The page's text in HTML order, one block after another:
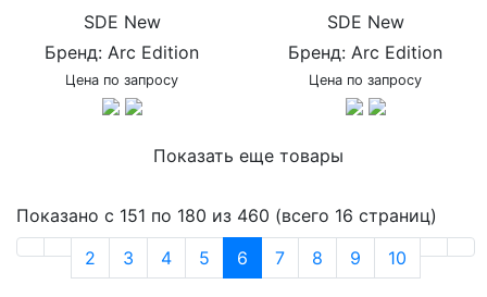
SDE New
Бренд: Arc Edition
Цена по запросу
SDE New
Бренд: Arc Edition
Цена по запросу
Показать еще товары
Показано с 151 по 180 из 460 (всего 16 страниц)
2
3 4 5 6 7 8 9 10